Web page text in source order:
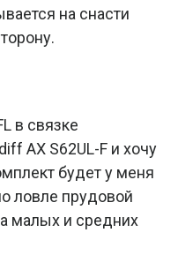
на снасти
в связке
AX S62UL-F и хочу
будет у меня
ловле прудовой
малых и средних